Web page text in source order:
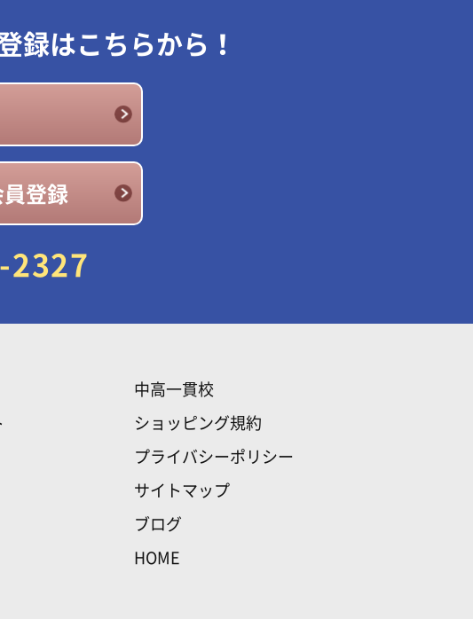
録はこちらから！
登録
2327
中高一貫校
ショッピング規約
プライバシーポリシー
サイトマップ
ブログ
HOME